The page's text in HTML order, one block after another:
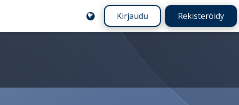
Kirjaudu Rekisteröidy